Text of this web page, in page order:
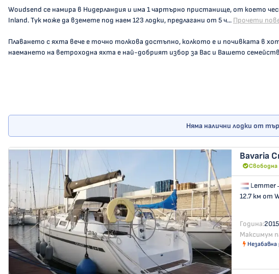
Woudsend се намира в Нидерландия и има 1 чартърно пристанище, от което
Inland. Тук може да вземете под наем 123 лодки, предлагани от 5 ч... Прочети
Плаването с яхта вече е точно толкова достъпно, колкото е и почивката в
наемането на ветроходна яхта е най-добрият избор за Вас и Вашето
Няма налични лодки от
Bavaria
Свободна
Lemmer
12.7 км от
Година:2015
Максимум
Незабавна